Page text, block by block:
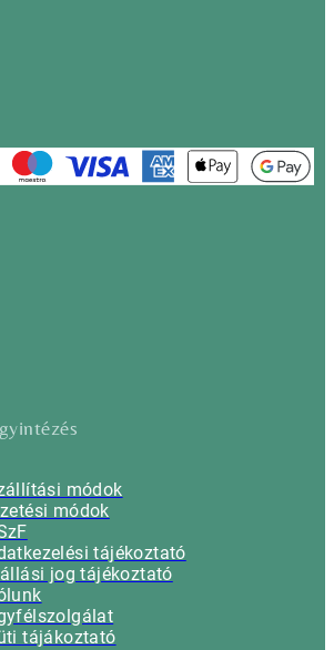
módok
módok
tájékoztató
jog tájékoztató
tájákoztató